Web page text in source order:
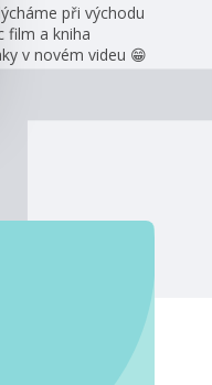
při východu
film a kniha
v novém videu 😁